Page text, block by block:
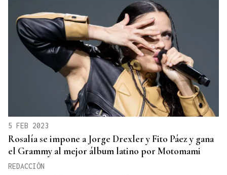
5 FEB 2023
Rosalía se impone a Jorge Drexler y Fito Páez y gana
el Grammy al mejor álbum latino por Motomami
REDACCIÓN